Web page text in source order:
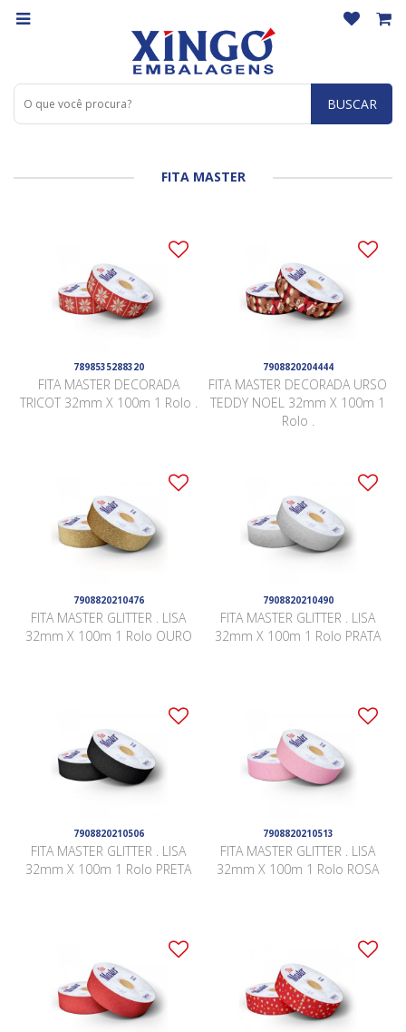
BUSCAR
FITA MASTER
7898535288320
FITA MASTER DECORADA
TRICOT 32mm X 100m 1 Rolo .
7908820204444
FITA MASTER DECORADA URSO
TEDDY NOEL 32mm X 100m 1
Rolo .
7908820210476
FITA MASTER GLITTER . LISA
32mm X 100m 1 Rolo OURO
7908820210490
FITA MASTER GLITTER . LISA
32mm X 100m 1 Rolo PRATA
7908820210506
FITA MASTER GLITTER . LISA
32mm X 100m 1 Rolo PRETA
7908820210513
FITA MASTER GLITTER . LISA
32mm X 100m 1 Rolo ROSA